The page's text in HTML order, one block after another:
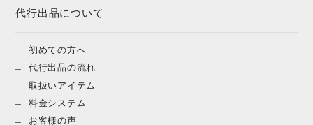
代行出品について
初めての方へ
代行出品の流れ
取扱いアイテム
料金システム
お客様の声